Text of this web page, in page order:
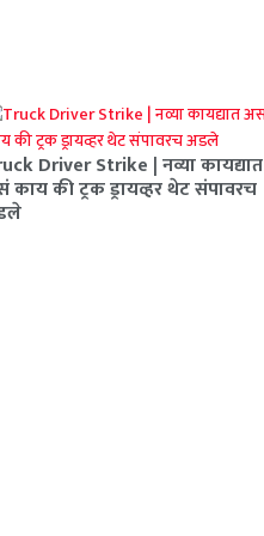
Driver Strike | नव्या कायद्यात
काय की ट्रक ड्रायव्हर थेट संपावरच